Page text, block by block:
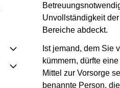
Unvollständigkeit
Bereiche abdeckt.
Ist jemand, dem Sie
kümmern, dürfte
Mittel zur Vorsorge
benannte Person,